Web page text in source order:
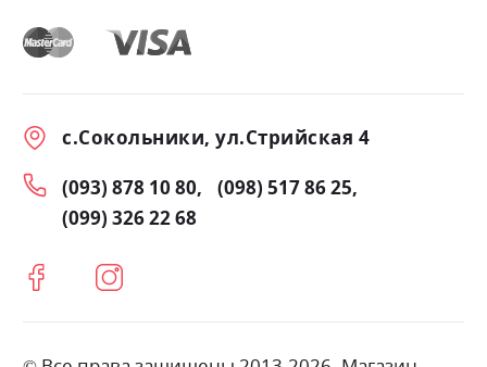
с.Сокольники, ул.Стрийская 4
(093) 878 10 80
(098) 517 86 25
(099) 326 22 68